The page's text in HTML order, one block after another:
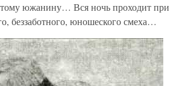
южанину… Вся ночь проходит при
беззаботного, юношеского смеха…